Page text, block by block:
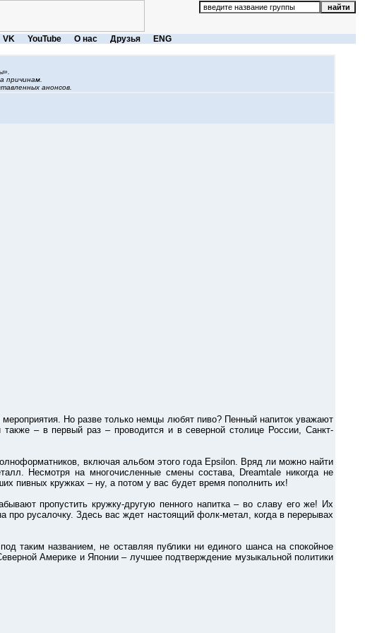
VK YouTube О нас Друзья ENG
причинам.
анонсов.
Но разве только немцы любят пиво? Пенный напиток уважают
– в первый раз – проводится и в северной столице России, Санкт-
включая альбом этого года Epsilon. Вряд ли можно найти
Несмотря на многочисленные смены состава, Dreamtale никогда не
пивных кружках – ну, а потом у вас будет время пополнить их!
пропустить кружку-другую пенного напитка – во славу его же! Их
про русалочку. Здесь вас ждет настоящий фолк-метал, когда в перерывах
названием, не оставляя публики ни единого шанса на спокойное
Америке и Японии – лучшее подтверждение музыкальной политики